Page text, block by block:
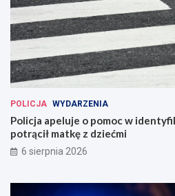
POLICJA WYDARZENIA
Policja apeluje o pomoc w
potrącił matkę z dziećmi
6 sierpnia 2026